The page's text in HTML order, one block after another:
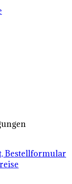
Bestellformular